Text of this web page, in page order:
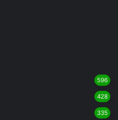
596
428
335